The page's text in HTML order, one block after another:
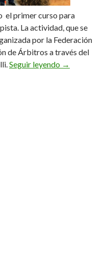
el primer curso para
La actividad, que se
por la Federación
de Árbitros a través del
Seguir leyendo Comenzó la
→